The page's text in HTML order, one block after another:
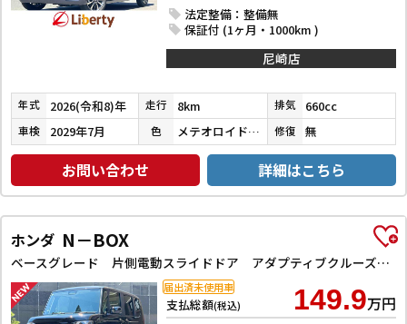
法定整備：整備無
保証付 (1ヶ月・1000km )
尼崎店
年式 2026(令和8)年 走行 8km 排気 660cc
車検 2029年7月 色 メテオロイドグレーメタリック 修復 無
お問い合わせ 詳細はこちら
ホンダ N－BOX
ベースグレード 片側電動スライドドア アダプティブクルーズコントロール LEDヘッドライト クリアランスソナー スマートキー アイドリングストップ CVT ESC チップアップシート エアコン パワーウィンドウ
支払総額(税込) 149.9万円
届出済未使用車